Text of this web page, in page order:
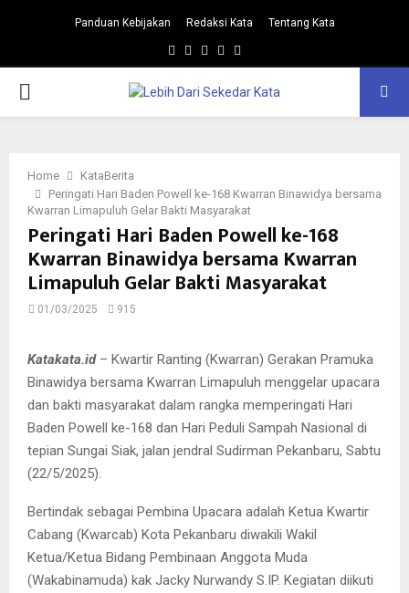
Panduan Kebijakan Redaksi Kata Tentang Kata
Facebook
TwitterInstagram
Pinterest
PRIMARY
Home
KataBerita
Peringati Hari Baden Powell ke-168 Kwarran Binawidya bersama
Kwarran Limapuluh Gelar Bakti Masyarakat
Peringati Hari Baden Powell ke-168
Kwarran Binawidya bersama Kwarran
Limapuluh Gelar Bakti Masyarakat
01/03/2025 915
Katakata.id– Kwartir Ranting (Kwarran) Gerakan Pramuka
Binawidya bersama Kwarran Limapuluh menggelar upacara
dan bakti masyarakat dalam rangka memperingati Hari
Baden Powell ke-168 dan Hari Peduli Sampah Nasional di
tepian Sungai Siak, jalan jendral Sudirman Pekanbaru, Sabtu
(22/5/2025).
Bertindak sebagai Pembina Upacara adalah Ketua Kwartir
Cabang (Kwarcab) Kota Pekanbaru diwakili Wakil
Ketua/Ketua Bidang Pembinaan Anggota Muda
(Wakabinamuda) kak Jacky Nurwandy S.IP. Kegiatan diikuti